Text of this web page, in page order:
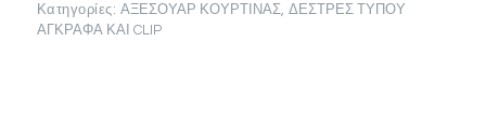
Κατηγορίες: ΑΞΕΣΟΥΑΡ ΚΟΥΡΤΙΝΑΣ ΔΕΣΤΡΕΣ ΤΥΠΟΥ
ΑΓΚΡΑΦΑ ΚΑΙ CLIP